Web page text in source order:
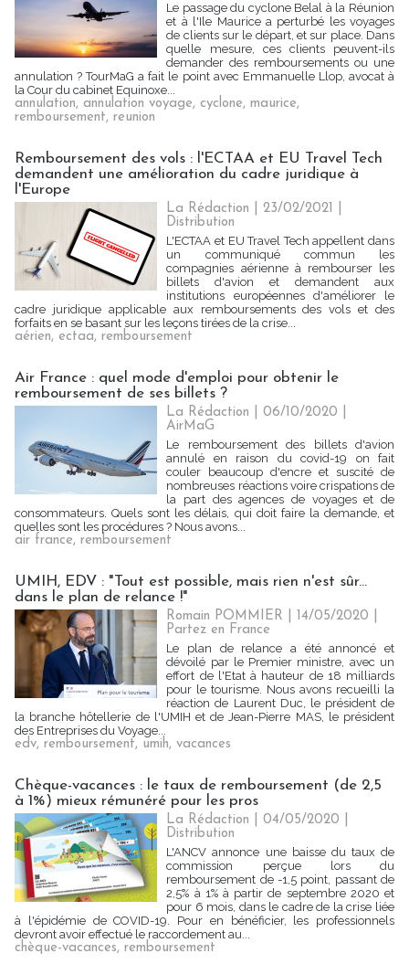
Le passage du cyclone Belal à la Réunion
et à l'Ile Maurice a perturbé les voyages
de clients sur le départ, et sur place. Dans
quelle mesure, ces clients peuvent-ils
demander des remboursements ou une
annulation ? TourMaG a fait le point avec Emmanuelle Llop, avocat à
la Cour du cabinet Equinoxe...
annulation, annulation voyage, cyclone, maurice,
remboursement, reunion
Remboursement des vols : l'ECTAA et EU Travel Tech
demandent une amélioration du cadre juridique à
l'Europe
La Rédaction | 23/02/2021
Distribution
L'ECTAA et EU Travel Tech appellent dans
un communiqué commun les
compagnies aérienne à rembourser les
billets d'avion et demandent aux
institutions européennes d'améliorer le
cadre juridique applicable aux remboursements des vols et des
forfaits en se basant sur les leçons tirées de la crise...
aérien, ectaa, remboursement
Air France : quel mode d'emploi pour obtenir le
remboursement de ses billets ?
La Rédaction | 06/10/2020
AirMaG
Le remboursement des billets d'avion
annulé en raison du covid-19 on fait
couler beaucoup d'encre et suscité de
nombreuses réactions voire crispations de
la part des agences de voyages et de
consommateurs. Quels sont les délais, qui doit faire la demande, et
quelles sont les procédures ? Nous avons...
air france, remboursement
UMIH, EDV : "Tout est possible, mais rien n'est sûr...
dans le plan de relance !"
Romain POMMIER | 14/05/2020
Partez en France
Le plan de relance a été annoncé et
dévoilé par le Premier ministre, avec un
effort de l'Etat à hauteur de 18 milliards
pour le tourisme. Nous avons recueilli la
réaction de Laurent Duc, le président de
la branche hôtellerie de l'UMIH et de Jean-Pierre MAS, le président
des Entreprises du Voyage...
edv, remboursement, umih, vacances
Chèque-vacances : le taux de remboursement (de 2,5
à 1%) mieux rémunéré pour les pros
La Rédaction | 04/05/2020
Distribution
L'ANCV annonce une baisse du taux de
commission perçue lors du
remboursement de -1,5 point, passant de
2,5% à 1% à partir de septembre 2020 et
pour 6 mois, dans le cadre de la crise liée
à l'épidémie de COVID-19. Pour en bénéficier, les professionnels
devront avoir effectué le raccordement au...
chèque-vacances, remboursement